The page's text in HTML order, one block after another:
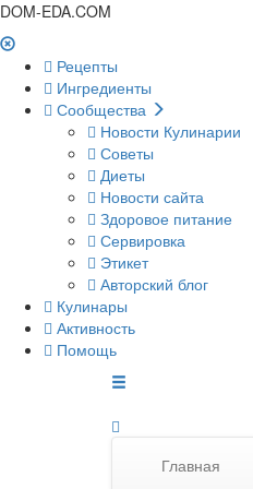
DOM-EDA.COM
Рецепты
Ингредиенты
Сообщества
Новости Кулинарии
Советы
Диеты
Новости сайта
Здоровое питание
Сервировка
Этикет
Авторский блог
Кулинары
Активность
Помощь
Главная